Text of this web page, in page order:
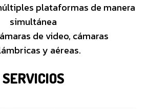
plataformas de manera
simultánea
de video, cámaras
y aéreas.
SERVICIOS